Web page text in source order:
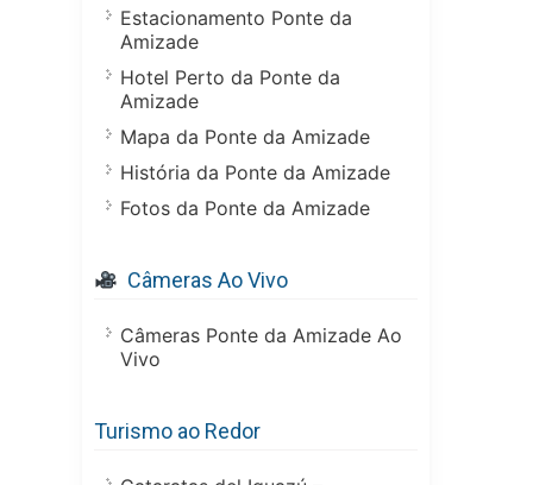
Estacionamento Ponte da
Amizade
Hotel Perto da Ponte da
Amizade
Mapa da Ponte da Amizade
História da Ponte da Amizade
Fotos da Ponte da Amizade
Câmeras Ao Vivo
Câmeras Ponte da Amizade Ao
Vivo
Turismo ao Redor